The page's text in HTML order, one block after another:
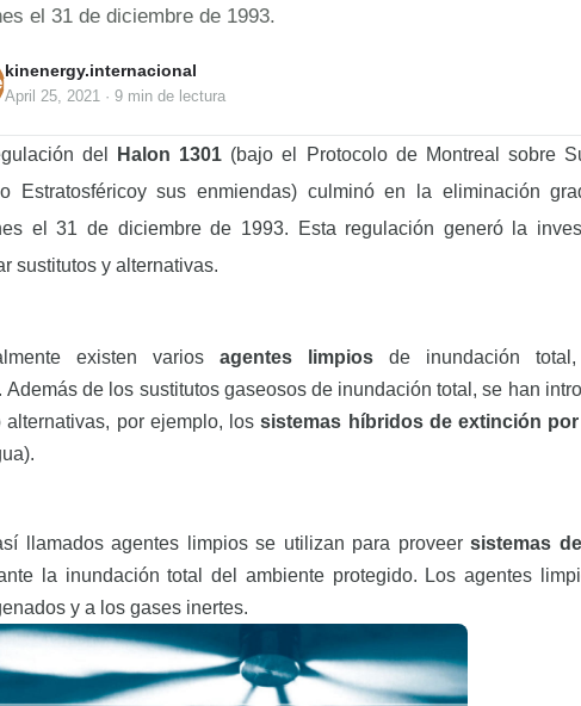
el 31 de diciembre de 1993.
kinenergy.internacional
April 25, 2021 · 9 min de lectura
del Halon 1301 (bajo el Protocolo de Montreal sobre
Estratosféricoy sus enmiendas) culminó en la eliminación
el 31 de diciembre de 1993. Esta regulación generó la
sustitutos y alternativas.
existen varios agentes limpios de inundación
. Además de los sustitutos gaseosos de inundación total, se han
alternativas, por ejemplo, lossistemas híbridos de extinción
llamadosagentes limpiosse utilizan para proveersistemas
la inundación total del ambiente protegido. Losagentes
y a los gases inertes.